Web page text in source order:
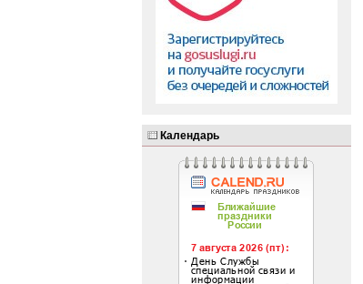
Календарь